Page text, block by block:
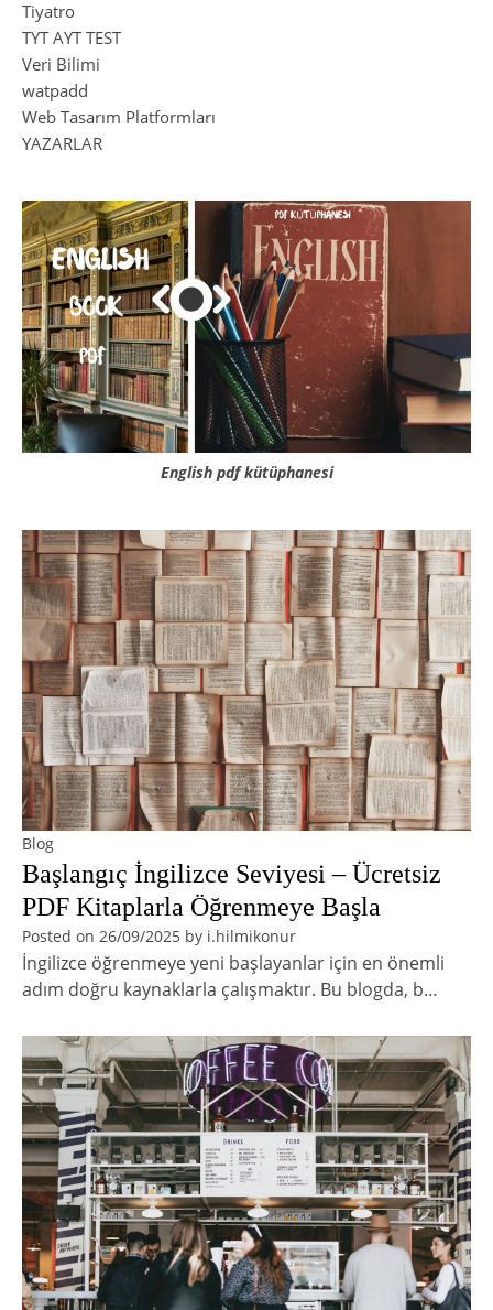
Tiyatro
TYT AYT TEST
Veri Bilimi
watpadd
Web Tasarım Platformları
YAZARLAR
English pdf kütüphanesi
Blog
Başlangıç İngilizce Seviyesi – Ücretsiz
PDF Kitaplarla Öğrenmeye Başla
Posted on 26/09/2025 by i.hilmikonur
İngilizce öğrenmeye yeni başlayanlar için en önemli
adım doğru kaynaklarla çalışmaktır. Bu blogda, b…